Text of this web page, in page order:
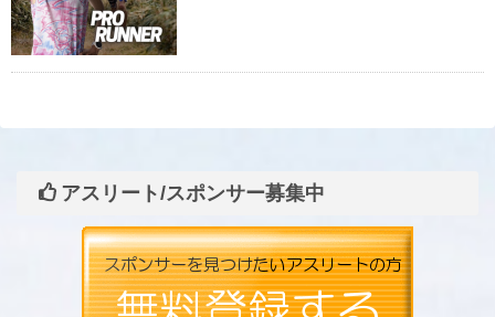
アスリート/スポンサー募集中